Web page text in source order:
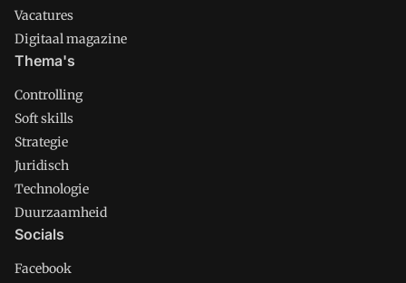
Vacatures
Digitaal magazine
Thema's
Controlling
Soft skills
Strategie
Juridisch
Technologie
Duurzaamheid
Socials
Facebook